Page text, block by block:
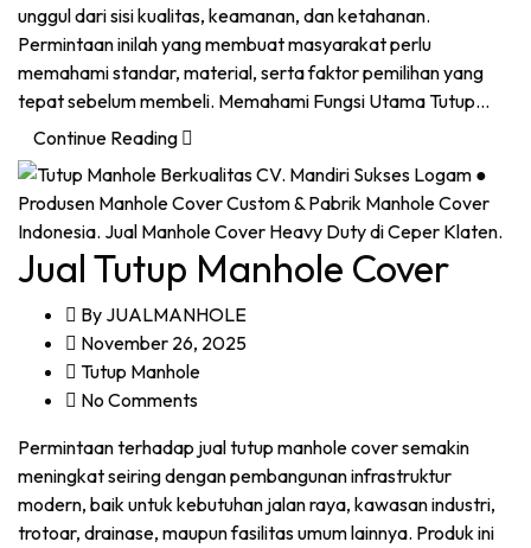
unggul dari sisi kualitas, keamanan, dan ketahanan.
Permintaan inilah yang membuat masyarakat perlu
memahami standar, material, serta faktor pemilihan yang
tepat sebelum membeli. Memahami Fungsi Utama Tutup…
Continue Reading
Jual Tutup Manhole Cover
By JUALMANHOLE
November 26, 2025
Tutup Manhole
No Comments
Permintaan terhadap jual tutup manhole cover semakin
meningkat seiring dengan pembangunan infrastruktur
modern, baik untuk kebutuhan jalan raya, kawasan industri,
trotoar, drainase, maupun fasilitas umum lainnya. Produk ini